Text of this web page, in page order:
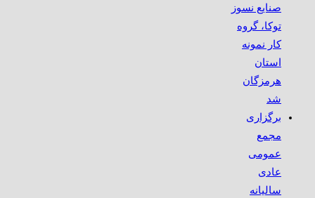
صنایع نسوز
توکا، گروه
کار نمونه
استان
هرمزگان
شد
برگزاری
مجمع
عمومی
عادی
سالیانه